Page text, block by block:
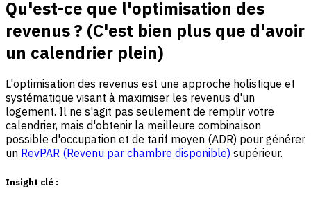
Qu'est-ce que l'optimisation des
revenus ? (C'est bien plus que d'avoir
un calendrier plein)
L'optimisation des revenus est une approche holistique et
systématique visant à maximiser les revenus d'un
logement. Il ne s'agit pas seulement de remplir votre
calendrier, mais d'obtenir la meilleure combinaison
possible d'occupation et de tarif moyen (ADR) pour générer
un RevPAR (Revenu par chambre disponible) supérieur.
Insight clé :